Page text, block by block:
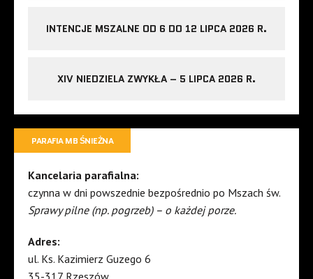
INTENCJE MSZALNE OD 6 DO 12 LIPCA 2026 R.
XIV NIEDZIELA ZWYKŁA – 5 LIPCA 2026 R.
PARAFIA MB ŚNIEŻNA
Kancelaria parafialna:
czynna w dni powszednie bezpośrednio po Mszach św.
Sprawy pilne (np. pogrzeb) – o każdej porze.
Adres:
ul. Ks. Kazimierz Guzego 6
35-317 Rzeszów